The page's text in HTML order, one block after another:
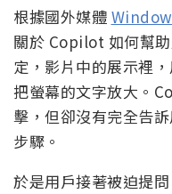
根據國外媒體
關於 Copilot 如何幫
定，影片中的展示裡
把螢幕的文字放大。
擊，但卻沒有完全告
步驟。
於是用戶接著被迫提